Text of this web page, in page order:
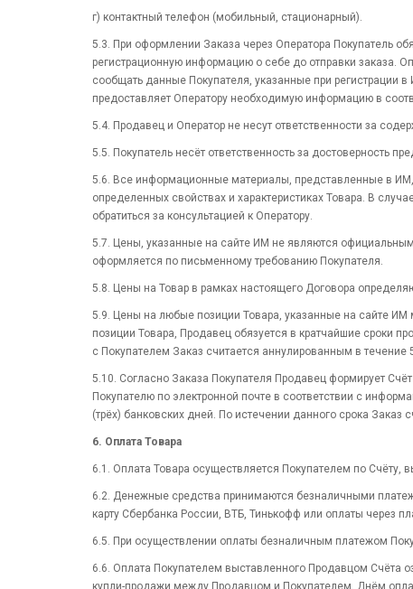
г) контактный телефон (мобильный, стационарный).
5.3. При оформлении Заказа через Оператора Покупатель
регистрационную информацию о себе до отправки заказа.
сообщать данные Покупателя, указанные при
предоставляет Оператору необходимую информацию в
5.4. Продавец и Оператор не несут ответственности за
5.5. Покупатель несёт ответственность за достоверность
5.6. Все информационные материалы, представленные в
определенных свойствах и характеристиках Товара. В
обратиться за консультацией к Оператору.
5.7. Цены, указанные на сайте ИМ не являются
оформляется по письменному требованию Покупателя.
5.8. Цены на Товар в рамках настоящего Договора
5.9. Цены на любые позиции Товара, указанные на сайте
позиции Товара, Продавец обязуется в кратчайшие сроки
с Покупателем Заказ считается аннулированным в
5.10. Согласно Заказа Покупателя Продавец формирует
Покупателю по электронной почте в соответствии с
(трёх) банковских дней. По истечении данного срока Заказ
6. Оплата Товара
6.1. Оплата Товара осуществляется Покупателем по
6.2. Денежные средства принимаются безналичными
карту Сбербанка России, ВТБ, Тинькофф или оплаты через
6.5. При осуществлении оплаты безналичным платежом
6.6. Оплата Покупателем выставленного Продавцом Счёта
купли-продажи между Продавцом и Покупателем. Днём